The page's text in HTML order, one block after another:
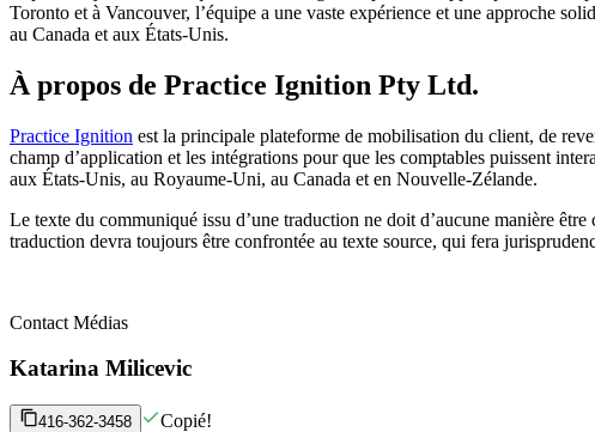
Toronto et à Vancouver, l’équipe a une vaste expérience et une approche
au Canada et aux États-Unis.
À propos de Practice Ignition Pty Ltd.
Practice Ignition est la principale plateforme de mobilisation du client, de
champ d’application et les intégrations pour que les comptables puissent
aux États-Unis, au Royaume-Uni, au Canada et en Nouvelle-Zélande.
Le texte du communiqué issu d’une traduction ne doit d’aucune manière
traduction devra toujours être confrontée au texte source, qui fera
Contact Médias
Katarina Milicevic
416-362-3458
Copié!